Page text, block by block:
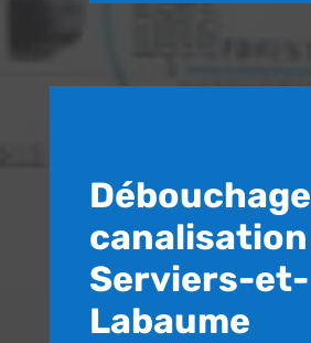
Débouchage
canalisation
Serviers-et-
Labaume